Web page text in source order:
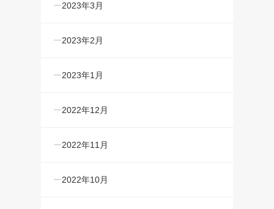
2023年3月
2023年2月
2023年1月
2022年12月
2022年11月
2022年10月